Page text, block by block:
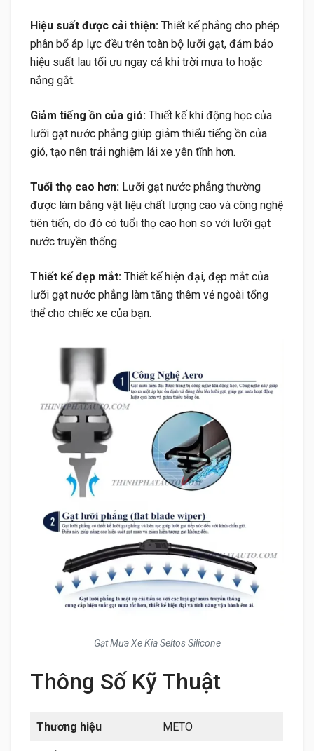
Hiệu suất được cải thiện: Thiết kế phẳng cho phép
phân bổ áp lực đều trên toàn bộ lưỡi gạt, đảm bảo
hiệu suất lau tối ưu ngay cả khi trời mưa to hoặc
nắng gắt.
Giảm tiếng ồn của gió: Thiết kế khí động học của
lưỡi gạt nước phẳng giúp giảm thiểu tiếng ồn của
gió, tạo nên trải nghiệm lái xe yên tĩnh hơn.
Tuổi thọ cao hơn: Lưỡi gạt nước phẳng thường
được làm bằng vật liệu chất lượng cao và công nghệ
tiên tiến, do đó có tuổi thọ cao hơn so với lưỡi gạt
nước truyền thống.
Thiết kế đẹp mắt: Thiết kế hiện đại, đẹp mắt của
lưỡi gạt nước phẳng làm tăng thêm vẻ ngoài tổng
thể cho chiếc xe của bạn.
Gạt Mưa Xe Kia Seltos Silicone
Thông Số Kỹ Thuật
Thương hiệu METO